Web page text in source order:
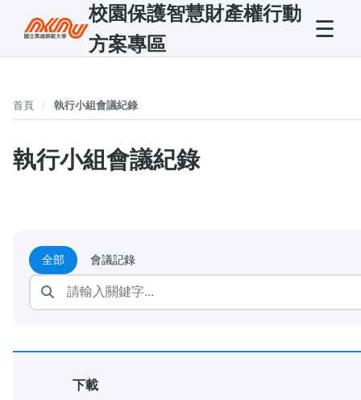
校園保護智慧財產權行動
方案專區
☰
首頁 執行小組會議紀錄
執行小組會議紀錄
全部 會議記錄
下載